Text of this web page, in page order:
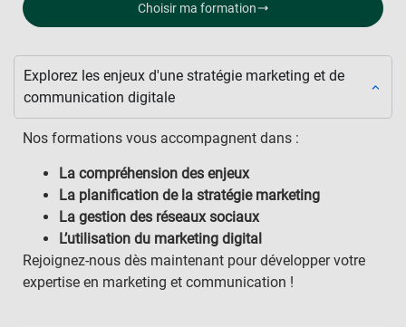
Choisir ma formation
Explorez les enjeux d'une stratégie marketing et de
communication digitale
Nos formations vous accompagnent dans :
La compréhension des enjeux
La planification de la stratégie marketing
La gestion des réseaux sociaux
L’utilisation du marketing digital
Rejoignez-nous dès maintenant pour développer votre
expertise en marketing et communication !